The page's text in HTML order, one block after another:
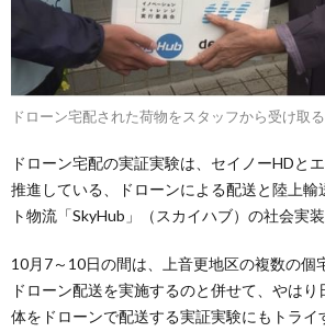
ドローン宅配された荷物をスタッフから受け取
ドローン宅配の実証実験は、セイノーHDと
推進している、ドローンによる配送と陸上輸
ト物流「SkyHub」（スカイハブ）の社会実
10月7～10日の間は、上音更地区の複数の個
ドローン配送を実施するのと併せて、やは
体をドローンで配送する実証実験にもトライ